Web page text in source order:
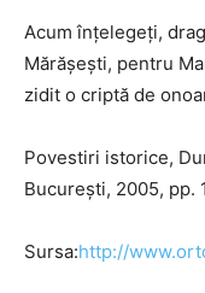
Acum înţelegeţi,
Mărăşeşti, pentru
zidit o criptă de
Povestiri istorice,
București, 2005, pp.
Sursa:http://